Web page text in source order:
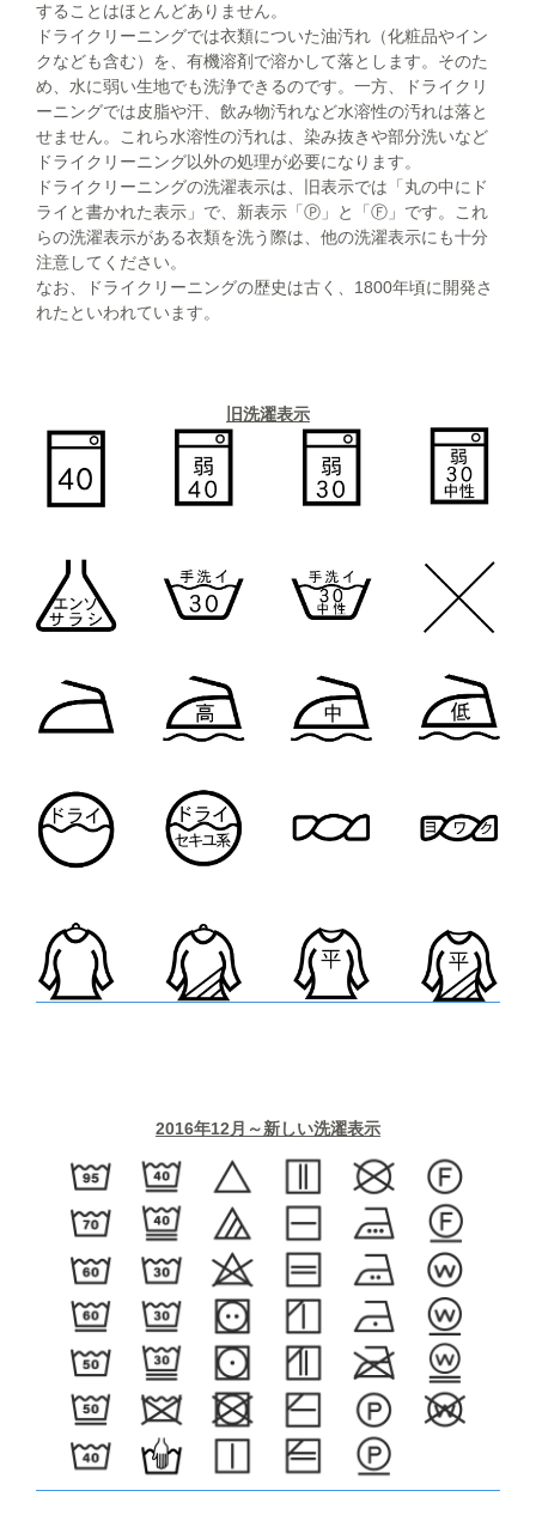
することはほとんどありません。
ドライクリーニングでは衣類についた油汚れ（化粧品やイン
クなども含む）を、有機溶剤で溶かして落とします。そのた
め、水に弱い生地でも洗浄できるのです。一方、ドライクリ
ーニングでは皮脂や汗、飲み物汚れなど水溶性の汚れは落と
せません。これら水溶性の汚れは、染み抜きや部分洗いなど
ドライクリーニング以外の処理が必要になります。
ドライクリーニングの洗濯表示は、旧表示では「丸の中にド
ライと書かれた表示」で、新表示「Ⓟ」と「Ⓕ」です。これ
らの洗濯表示がある衣類を洗う際は、他の洗濯表示にも十分
注意してください。
なお、ドライクリーニングの歴史は古く、1800年頃に開発さ
れたといわれています。
旧洗濯表示
2016年12月～新しい洗濯表示